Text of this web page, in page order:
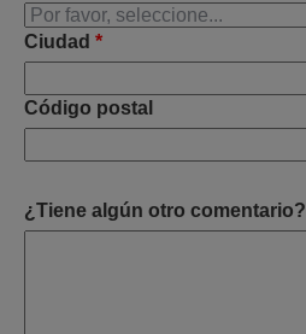
Ciudad *
Código postal
¿Tiene algún otro comentario?